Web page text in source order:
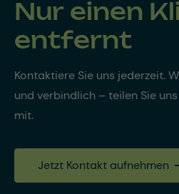
Nur einen
entfernt
Kontaktiere Sie uns jederzeit.
und verbindlich – teilen Sie
mit.
Jetzt Kontakt aufnehmen